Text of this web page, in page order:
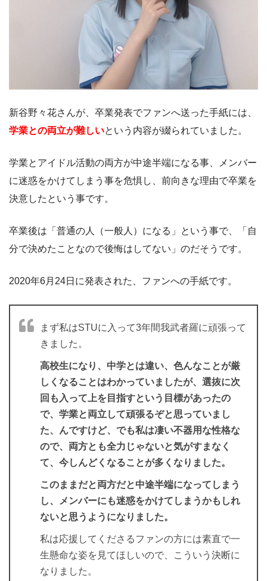
新谷野々花さんが、卒業発表でファンへ送った手紙には、
学業との両立が難しいという内容が綴られていました。
学業とアイドル活動の両方が中途半端になる事、メンバー
に迷惑をかけてしまう事を危惧し、前向きな理由で卒業を
決意したという事です。
卒業後は「普通の人（一般人）になる」という事で、「自
分で決めたことなので後悔はしてない」のだそうです。
2020年6月24日に発表された、ファンへの手紙です。
まず私はSTUに入って3年間我武者羅に頑張って
きました。
高校生になり、中学とは違い、色んなことが厳
しくなることはわかっていましたが、選抜に次
回も入って上を目指すという目標があったの
で、学業と両立して頑張るぞと思っていまし
た、んですけど、でも私は凄い不器用な性格な
ので、両方とも全力じゃないと気がすまなく
て、今しんどくなることが多くなりました。
このままだと両方だと中途半端になってしまう
し、メンバーにも迷惑をかけてしまうかもしれ
ないと思うようになりました。
私は応援してくださるファンの方には素直で一
生懸命な姿を見てほしいので、こういう決断に
なりました。